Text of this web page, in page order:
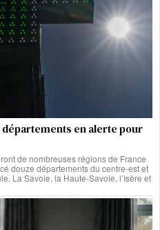
départements en alerte pour
de nombreuses régions de France
douze départements du centre-est et
La Savoie, la Haute-Savoie, l’Isère et